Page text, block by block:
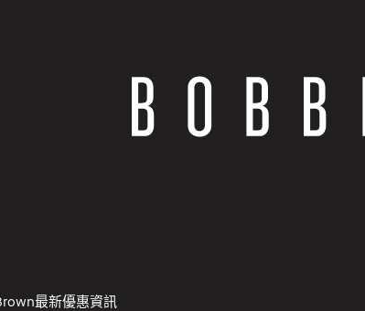
最新優惠資訊